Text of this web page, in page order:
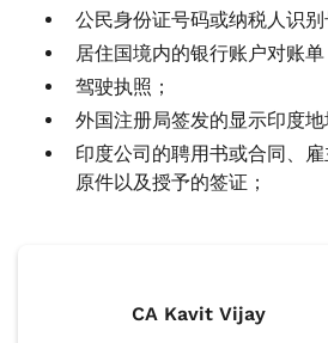
公民身份证号码或纳税人识别
居住国境内的银行账户对账单
驾驶执照；
外国注册局签发的显示印度地
印度公司的聘用书或合同、
原件以及授予的签证；
CA Kavit Vijay